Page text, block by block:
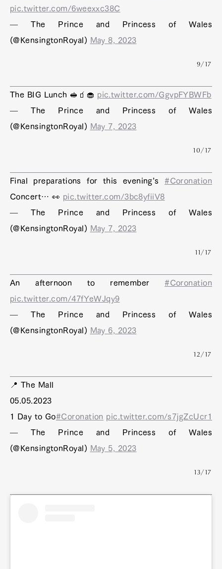
pic.twitter.com/6weexxc38C
— The Prince and Princess of Wales
(@KensingtonRoyal) May 8, 2023
9/17
The BIG Lunch 🥪🧃🧁 pic.twitter.com/GgvpFYBWFb
— The Prince and Princess of Wales
(@KensingtonRoyal) May 7, 2023
10/17
Final preparations for this evening’s#Coronation
Concert… 👀 pic.twitter.com/3bc8yfiiV8
— The Prince and Princess of Wales
(@KensingtonRoyal) May 7, 2023
11/17
An afternoon to remember#Coronation
pic.twitter.com/47fYeWJqy9
— The Prince and Princess of Wales
(@KensingtonRoyal) May 6, 2023
12/17
📍 The Mall
05.05.2023
1 Day to Go#Coronation pic.twitter.com/s7jgZcUcr1
— The Prince and Princess of Wales
(@KensingtonRoyal) May 5, 2023
13/17